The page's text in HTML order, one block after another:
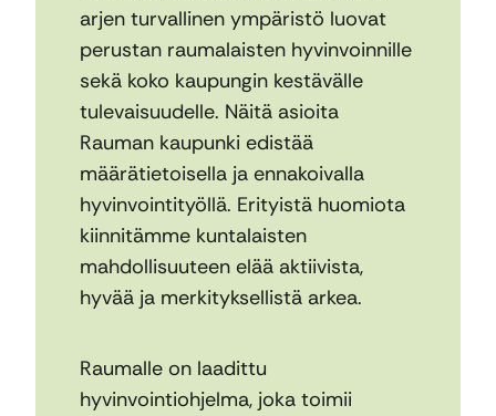
arjen turvallinen ympäristö luovat
perustan raumalaisten hyvinvoinnille
sekä koko kaupungin kestävälle
tulevaisuudelle. Näitä asioita
Rauman kaupunki edistää
määrätietoisella ja ennakoivalla
hyvinvointityöllä. Erityistä huomiota
kiinnitämme kuntalaisten
mahdollisuuteen elää aktiivista,
hyvää ja merkityksellistä arkea.
Raumalle on laadittu
hyvinvointiohjelma, joka toimii